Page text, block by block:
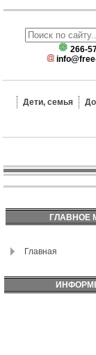
266-
Дети, семья
ГЛАВНОЕ
Главная